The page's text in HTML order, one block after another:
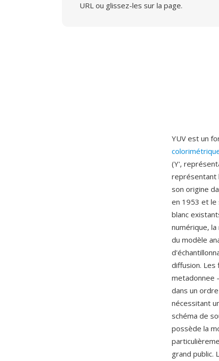
URL ou glissez-les sur la page.
YUV est un
(Y',
représentant
son origine
en 1953 et
blanc
numérique,
du modèle
diffusion. Les
metadonnee
dans un
nécessitant
schéma de
possède la
grand public.